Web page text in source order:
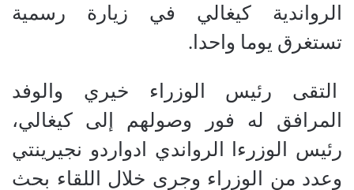
الرواندية كيغالي في زيارة رسمية
تستغرق يوما واحدا.
التقى رئيس الوزراء خيري والوفد
المرافق له فور وصولهم إلى كيغالي،
رئيس الوزرءا الرواندي ادواردو نجيرينتي
وعدد من الوزراء وجرى خلال اللقاء بحث